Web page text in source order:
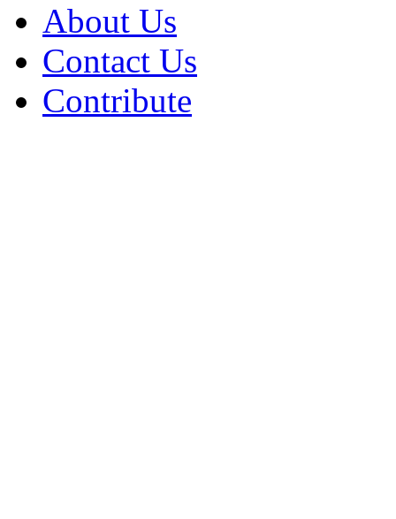
About Us
Contact Us
Contribute